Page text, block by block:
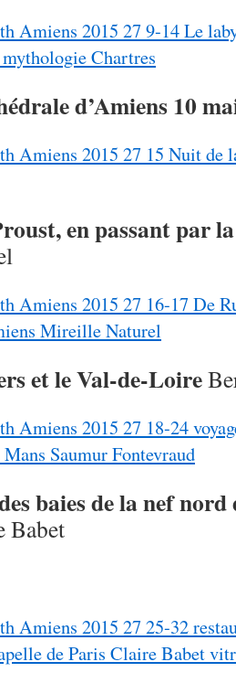
Amiens 2015 27 9-14 Le
Chartres
d’Amiens 10
Amiens 2015 27 15 Nuit de
en passant par
Amiens 2015 27 16-17 De
Mireille Naturel
et le Val-de-Loire
Amiens 2015 27 18-24
Saumur Fontevraud
baies de la nef
Babet
Amiens 2015 27 25-32
de Paris Claire Babet vitr